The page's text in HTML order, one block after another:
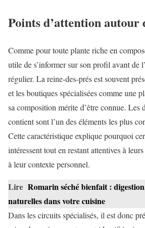
Points d’attention autour
Comme pour toute plante riche en
utile de s’informer sur son profil avant de
régulier. La reine-des-prés est souvent
et les boutiques spécialisées comme une
sa composition mérite d’être connue. Les
contient sont l’un des éléments les plus
Cette caractéristique explique pourquoi
intéressent tout en restant attentives à
à leur contexte personnel.
Lire Romarin séché bienfait :
naturelles dans votre cuisine
Dans les circuits spécialisés, il est donc